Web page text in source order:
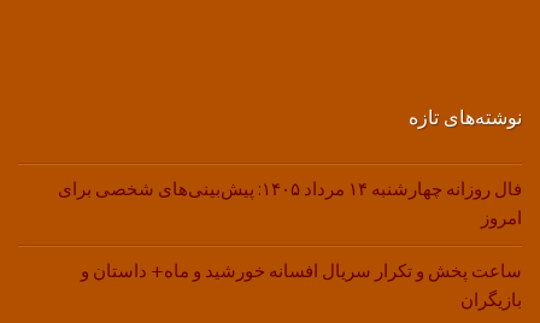
نوشته‌های تازه
فال روزانه چهارشنبه ۱۴ مرداد ۱۴۰۵: پیش‌بینی‌های شخصی برای
امروز
ساعت پخش و تکرار سریال افسانه خورشید و ماه+ داستان و
بازیگران